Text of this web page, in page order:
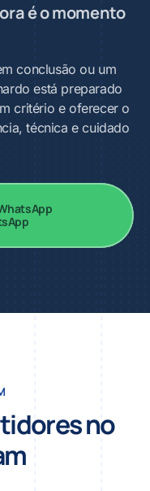
é o momento
conclusão ou um
está preparado
critério e oferecer o
técnica e cuidado
no